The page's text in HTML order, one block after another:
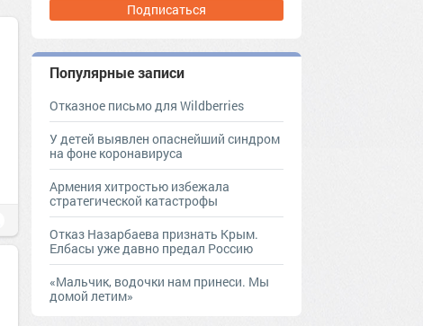
Подписаться
Популярные записи
Отказное письмо для Wildberries
У детей выявлен опаснейший синдром
на фоне коронавируса
Армения хитростью избежала
стратегической катастрофы
Отказ Назарбаева признать Крым.
Елбасы уже давно предал Россию
«Мальчик, водочки нам принеси. Мы
домой летим»